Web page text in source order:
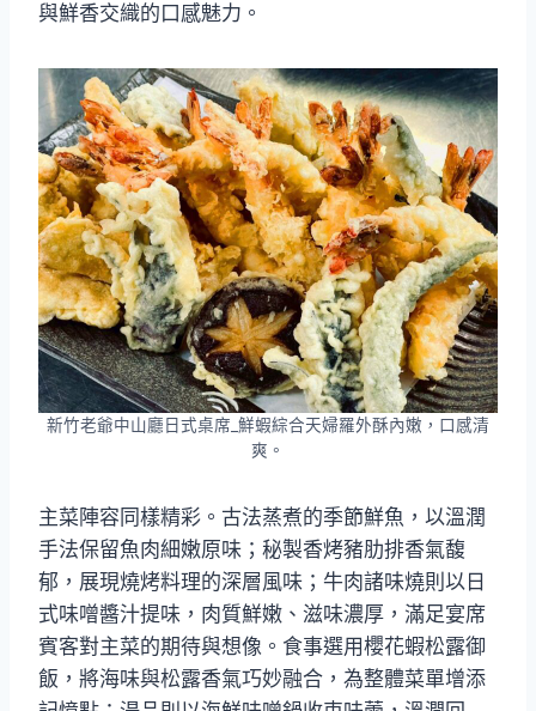
與鮮香交織的口感魅力。
新竹老爺中山廳日式桌席_鮮蝦綜合天婦羅外酥內嫩，口感清
爽。
主菜陣容同樣精彩。古法蒸煮的季節鮮魚，以溫潤
手法保留魚肉細嫩原味；秘製香烤豬肋排香氣馥
郁，展現燒烤料理的深層風味；牛肉諸味燒則以日
式味噌醬汁提味，肉質鮮嫩、滋味濃厚，滿足宴席
賓客對主菜的期待與想像。食事選用櫻花蝦松露御
飯，將海味與松露香氣巧妙融合，為整體菜單增添